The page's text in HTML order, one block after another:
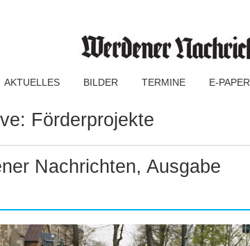
AKTUELLES BILDER TERMINE E-PAPER
Förderprojekte
Nachrichten, Ausgabe